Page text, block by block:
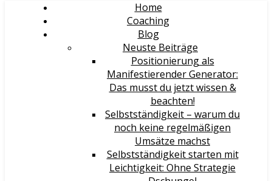
Home
Coaching
Blog
Neuste Beiträge
Positionierung als
Manifestierender Generator:
Das musst du jetzt wissen &
beachten!
Selbstständigkeit – warum du
noch keine regelmäßigen
Umsätze machst
Selbstständigkeit starten mit
Leichtigkeit: Ohne Strategie